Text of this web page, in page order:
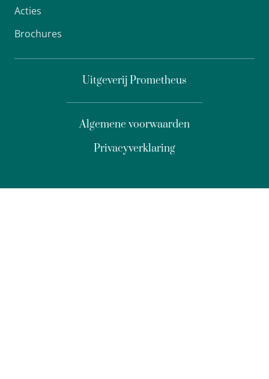
Acties
Brochures
Uitgeverij Prometheus
Privacyverklaring
Algemene voorwaarden